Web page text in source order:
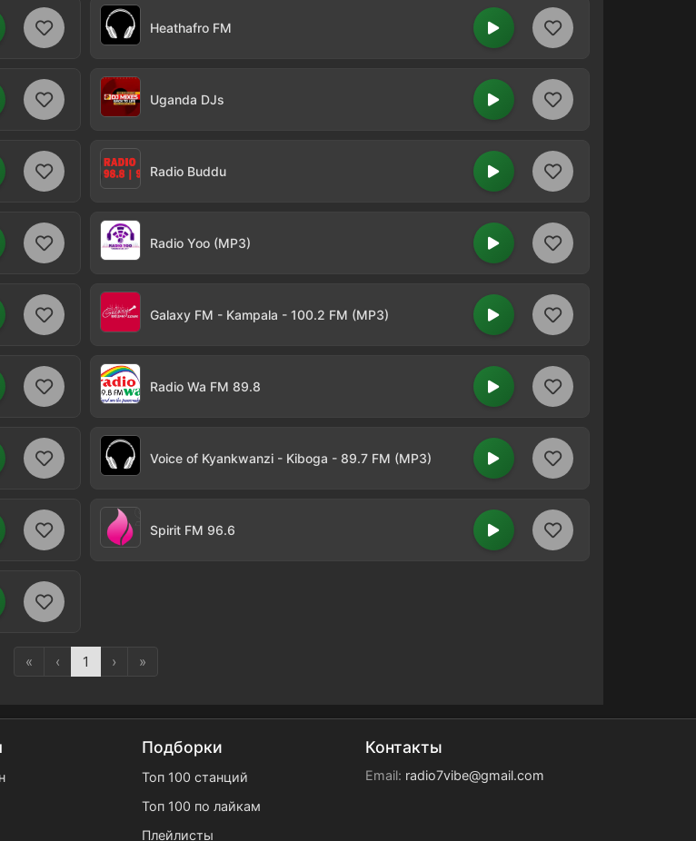
Heathafro FM
Uganda DJs
Radio Buddu
Radio Yoo (MP3)
Galaxy FM - Kampala - 100.2 FM (MP3)
Radio Wa FM 89.8
Voice of Kyankwanzi - Kiboga - 89.7 FM (MP3)
Spirit FM 96.6
« ‹ 1 › »
Подборки
Топ 100 станций
Топ 100 по лайкам
Плейлисты
Контакты
Email: radio7vibe@gmail.com